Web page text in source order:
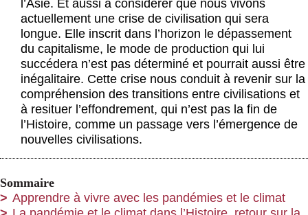
l’Asie. Et aussi à considérer que nous vivons
actuellement une crise de civilisation qui sera
longue. Elle inscrit dans l’horizon le dépassement
du capitalisme, le mode de production qui lui
succédera n’est pas déterminé et pourrait aussi être
inégalitaire. Cette crise nous conduit à revenir sur la
compréhension des transitions entre civilisations et
à resituer l’effondrement, qui n’est pas la fin de
l’Histoire, comme un passage vers l’émergence de
nouvelles civilisations.
Sommaire
Apprendre à vivre avec les pandémies et le climat